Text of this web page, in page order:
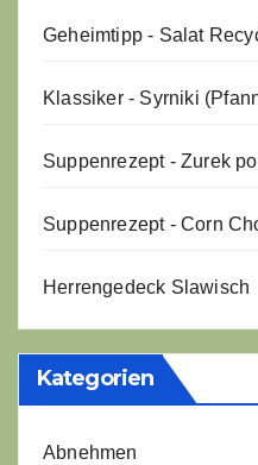
Geheimtipp - Salat
Klassiker - Syrniki
Suppenrezept - Zurek
Suppenrezept - Corn
Herrengedeck Slawisch
Kategorien
Abnehmen